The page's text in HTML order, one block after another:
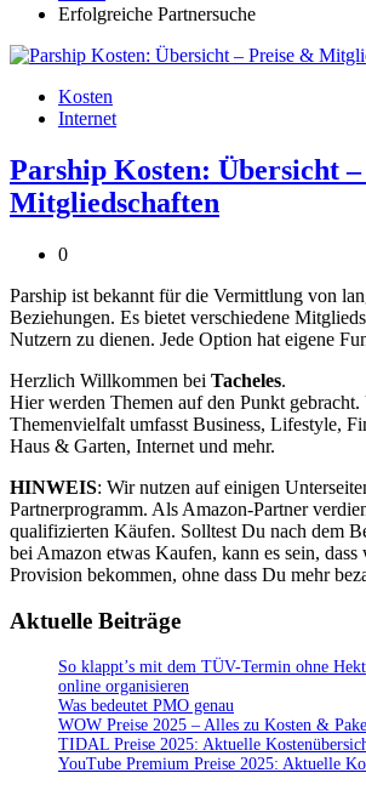
Erfolgreiche Partnersuche
Kosten
Internet
Parship Kosten: Übersicht
Mitgliedschaften
0
Parship ist bekannt für die Vermittlung von
Beziehungen. Es bietet verschiedene
Nutzern zu dienen. Jede Option hat eigene
Herzlich Willkommen bei Tacheles.
Hier werden Themen auf den Punkt gebracht.
Themenvielfalt umfasst Business, Lifestyle,
Haus & Garten, Internet und mehr.
HINWEIS: Wir nutzen auf einigen
Partnerprogramm. Als Amazon-Partner
qualifizierten Käufen. Solltest Du nach dem
bei Amazon etwas Kaufen, kann es sein,
Provision bekommen, ohne dass Du mehr
Aktuelle Beiträge
So klappt’s mit dem TÜV-Termin ohne
online organisieren
Was bedeutet PMO genau
WOW Preise 2025 – Alles zu Kosten &
TIDAL Preise 2025: Aktuelle
YouTube Premium Preise 2025: Aktuelle